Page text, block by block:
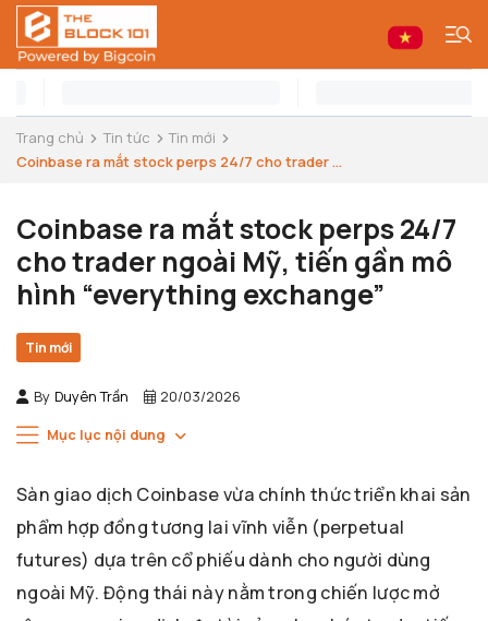
Trang chủ Tin tức
Tin mới
Coinbase ra mắt stock perps 24/7 cho trader ...
Coinbase ra mắt stock perps 24/7
cho trader ngoài Mỹ, tiến gần mô
hình “everything exchange”
Tin mới
By Duyên Trần 20/03/2026
Mục lục nội dung
Sàn giao dịch Coinbase vừa chính thức triển khai sản
phẩm hợp đồng tương lai vĩnh viễn (perpetual
futures) dựa trên cổ phiếu dành cho người dùng
ngoài Mỹ. Động thái này nằm trong chiến lược mở